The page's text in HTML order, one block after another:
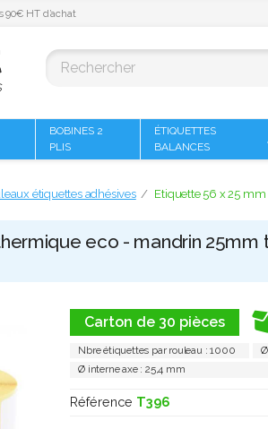
90€ HT d’achat
BOBINES 2
PLIS
ÉTIQUETTES
BALANCES
étiquettes adhésives Etiquette 56 x 25
eco - mandrin
Carton de 30 pièces
Nbre étiquettes par rouleau : 1000
Ø interne axe : 25,4 mm
Référence T396